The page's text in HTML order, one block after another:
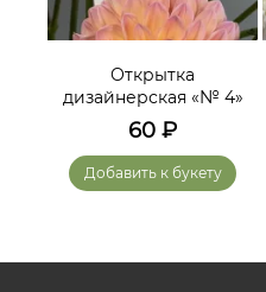
Открытка
дизайнерская «№ 4»
60 ₽
Добавить к букету